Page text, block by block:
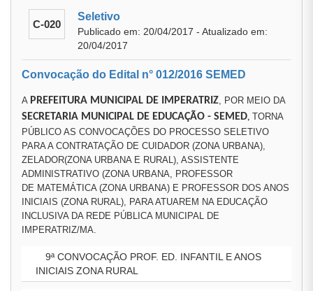
C-020
Seletivo
Publicado em: 20/04/2017 - Atualizado em:
20/04/2017
Convocação do Edital n° 012/2016 SEMED
A PREFEITURA MUNICIPAL DE IMPERATRIZ, POR MEIO DA
SECRETARIA MUNICIPAL DE EDUCAÇÃO - SEMED, TORNA
PÚBLICO AS CONVOCAÇÕES DO PROCESSO SELETIVO
PARA A CONTRATAÇÃO DE CUIDADOR (ZONA URBANA),
ZELADOR(ZONA URBANA E RURAL), ASSISTENTE
ADMINISTRATIVO (ZONA URBANA, PROFESSOR
DE MATEMÁTICA (ZONA URBANA) E PROFESSOR DOS ANOS
INICIAIS (ZONA RURAL), PARA ATUAREM NA EDUCAÇÃO
INCLUSIVA DA REDE PÚBLICA MUNICIPAL DE
IMPERATRIZ/MA.
9ª CONVOCAÇÃO PROF. ED. INFANTIL E ANOS
INICIAIS ZONA RURAL